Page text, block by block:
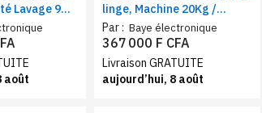
Lavage 9
Kg | AI DD ™
™, Wifi,
août
linge, Machine 20Kg /
Chargement automatique
par le haut / noir
Par : Baye électronique
367 000 F CFA
Livraison GRATUITE
aujourd’hui, 8 août